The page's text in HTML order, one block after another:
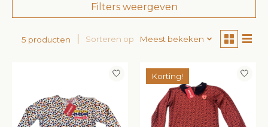
Filters weergeven
5 producten Sorteren op Meest bekeken
Korting!